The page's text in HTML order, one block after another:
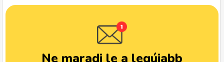
Ne maradj le a legújabb